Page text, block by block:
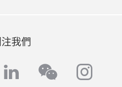
我們
linkedinwechat